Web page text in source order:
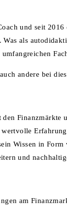
und seit
als
andere bei
Finanzmärkte
Wissen in
und
am